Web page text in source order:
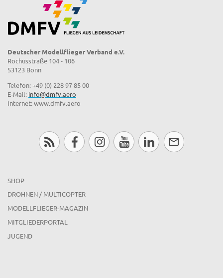
Deutscher Modellflieger Verband e.V.
Rochusstraße 104 - 106
53123 Bonn
Telefon: +49 (0) 228 97 85 00
E-Mail: info@dmfv.aero
Internet: www.dmfv.aero
SHOP
DROHNEN / MULTICOPTER
MODELLFLIEGER-MAGAZIN
MITGLIEDERPORTAL
JUGEND